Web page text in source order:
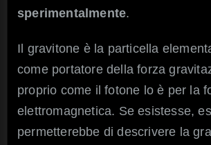
sperimentalmente.
Il gravitone è la particella
come portatore della forza
proprio come il fotone lo è per la
elettromagnetica. Se esistesse,
permetterebbe di descrivere la